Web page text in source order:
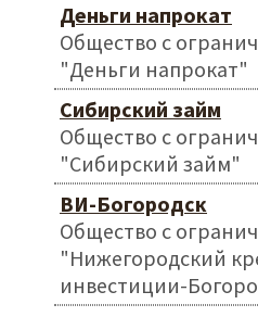
Деньги напрокат
Общество с
"Деньги напрокат"
Сибирский займ
Общество с
"Сибирский займ"
ВИ-Богородск
Общество с
"Нижегородский
инвестиции-